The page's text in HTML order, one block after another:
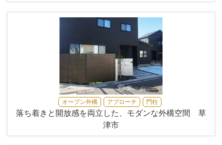
オープン外構 アプローチ 門柱
落ち着きと開放感を両立した、モダンな外構空間 草
津市